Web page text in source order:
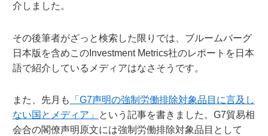
介しました。
その後筆者がざっと検索した限りでは、ブルームバーグ
日本版を含めこのInvestment Metrics社のレポートを日本
語で紹介しているメディアはなさそうです。
また、先月も 「G7声明の強制労働排除対象品目に言及し
ない国とメディア」
という記事を書きました。G7貿易相
会合の閣僚声明原文には強制労働排除対象品目として